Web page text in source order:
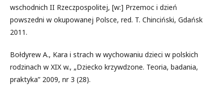
wschodnich II Rzeczpospolitej, [w:] Przemoc i dzień
powszedni w okupowanej Polsce, red. T. Chinciński, Gdańsk
2011.
Bołdyrew A., Kara i strach w wychowaniu dzieci w polskich
rodzinach w XIX w., „Dziecko krzywdzone. Teoria, badania,
praktyka” 2009, nr 3 (28).